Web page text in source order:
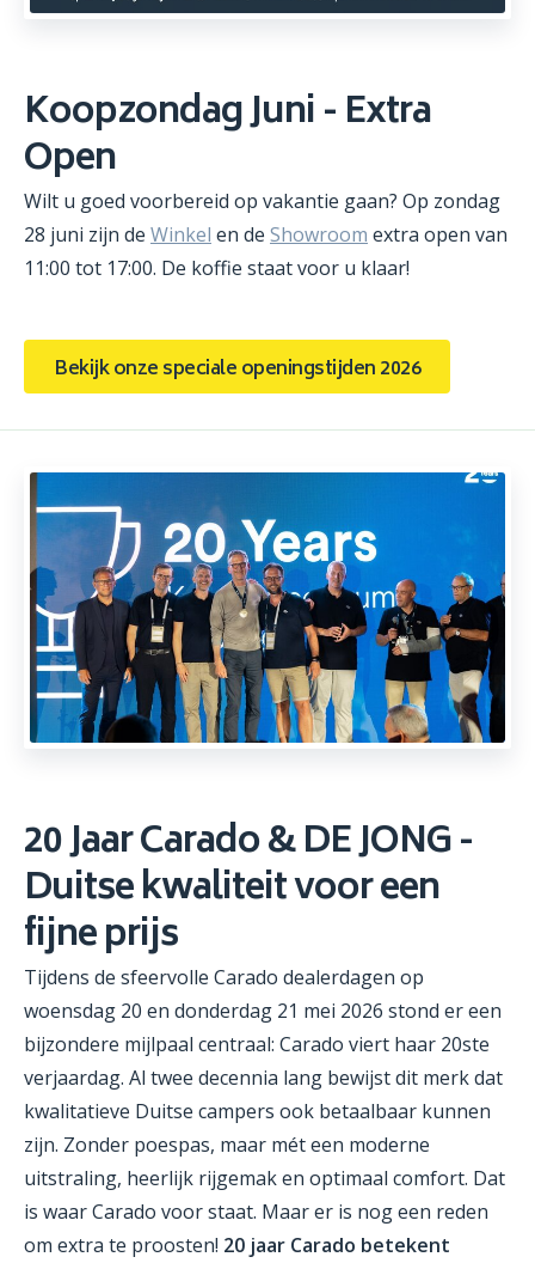
Koopzondag Juni - Extra
Open
Wilt u goed voorbereid op vakantie gaan? Op zondag
28 juni zijn de Winkel en de Showroom extra open van
11:00 tot 17:00. De koffie staat voor u klaar!
Bekijk onze speciale openingstijden 2026
20 Jaar Carado & DE JONG -
Duitse kwaliteit voor een
fijne prijs
Tijdens de sfeervolle Carado dealerdagen op
woensdag 20 en donderdag 21 mei 2026 stond er een
bijzondere mijlpaal centraal: Carado viert haar 20ste
verjaardag. Al twee decennia lang bewijst dit merk dat
kwalitatieve Duitse campers ook betaalbaar kunnen
zijn. Zonder poespas, maar mét een moderne
uitstraling, heerlijk rijgemak en optimaal comfort. Dat
is waar Carado voor staat. Maar er is nog een reden
om extra te proosten! 20 jaar Carado betekent